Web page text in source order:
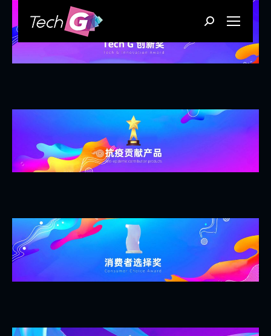
Search: